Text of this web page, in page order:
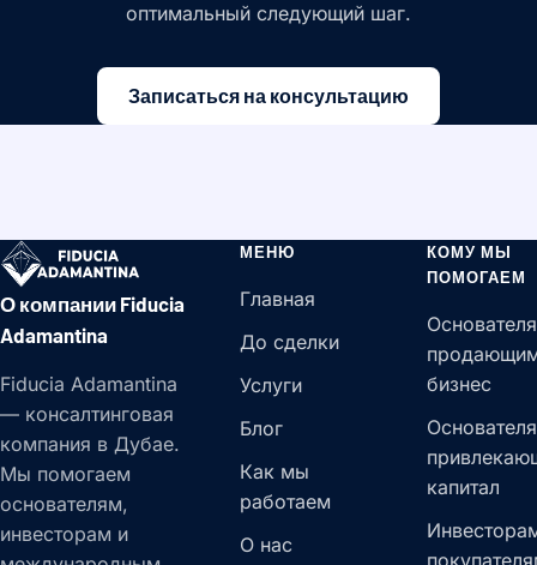
оптимальный следующий шаг.
Записаться на консультацию
О компании Fiducia
Adamantina
Fiducia Adamantina
— консалтинговая
компания в Дубае.
Мы помогаем
основателям,
инвесторам и
МЕНЮ
Главная
До сделки
Услуги
Блог
Как мы
работаем
О нас
КОМУ МЫ
ПОМОГАЕМ
бизнес
капитал